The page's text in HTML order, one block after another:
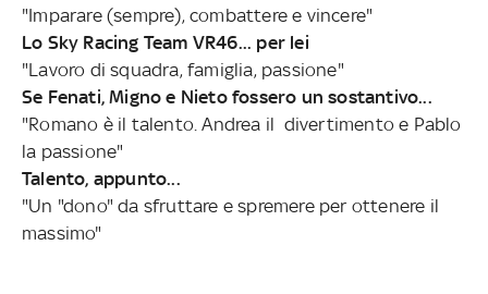
"Imparare (sempre), combattere e vincere"
Lo Sky Racing Team VR46... per lei
"Lavoro di squadra, famiglia, passione"
Se Fenati, Migno e Nieto fossero un sostantivo...
"Romano è il talento. Andrea il divertimento e Pablo
la passione"
Talento, appunto...
"Un "dono" da sfruttare e spremere per ottenere il
massimo"